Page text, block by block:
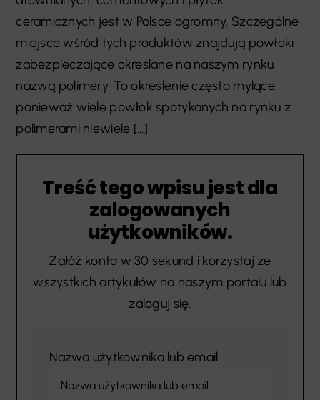
ceramicznych jest w Polsce ogromny. Szczególne
miejsce wśród tych produktów znajdują powłoki
zabezpieczające określane na naszym rynku
nazwą polimery. To określenie często mylące,
ponieważ wiele powłok spotykanych na rynku z
polimerami niewiele [...]
Treść tego wpisu jest dla
zalogowanych
użytkowników.
Załóż konto w 30 sekund i korzystaj ze
wszystkich artykułów na naszym portalu lub
zaloguj się.
Nazwa użytkownika lub email